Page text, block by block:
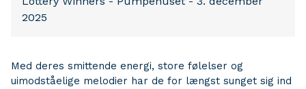
2025
Med deres smittende energi, store følelser og
uimodståelige melodier har de for længst sunget sig ind